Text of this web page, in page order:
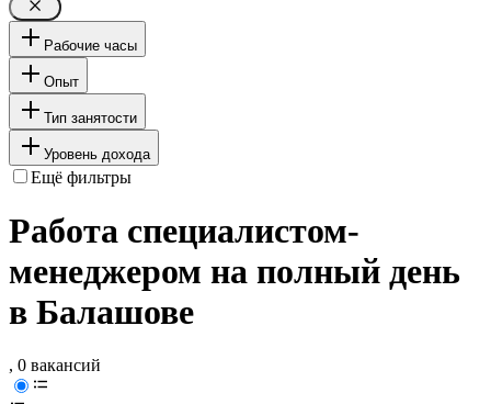
Рабочие часы
Опыт
Тип занятости
Уровень дохода
Ещё фильтры
Работа специалистом-
менеджером на полный день
в Балашове
, 0 вакансий